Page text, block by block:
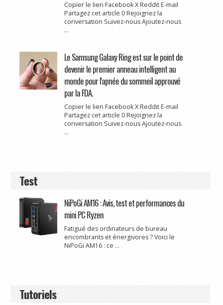
Copier le lien Facebook X Reddit E-mail
Partagez cet article 0 Rejoignez la
conversation Suivez-nous Ajoutez-nous
...
Le Samsung Galaxy Ring est sur le point de
devenir le premier anneau intelligent au
monde pour l'apnée du sommeil approuvé
par la FDA.
Copier le lien Facebook X Reddit E-mail
Partagez cet article 0 Rejoignez la
conversation Suivez-nous Ajoutez-nous
...
Test
NiPoGi AM16 : Avis, test et performances du
mini PC Ryzen
Fatigué des ordinateurs de bureau
encombrants et énergivores ? Voici le
NiPoGi AM16 : ce ...
Tutoriels